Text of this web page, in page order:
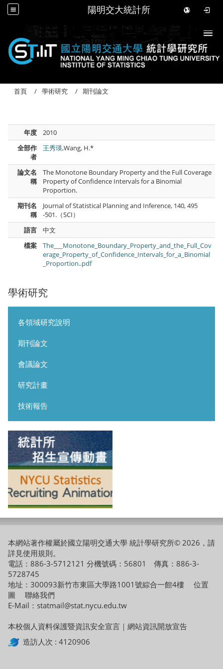
陽明交大統計所
學術研究
各領域研究說明
期刊論文
會議論文
研究計畫
技術報告
首頁 學術研究 期刊論文
年度
2010
全部作
者
王秀瑛,Wang, H.*
論文名
稱
The Monotone Boundary Property and the Full Coverage
Property of Confidence Intervals for a Binomial
Proportion.
期刊名
稱
Journal of Statistical Planning and Inference, 140, 495
-501.（SCI）
語言
中文
檔案
The___Monotone_Boundary_Property_and_the_Full_Cov
erage_Property_of_Confidence_Intervals_for_a_Binomial
_Proportion..pdf
本網站著作權屬於國立陽明交通大學 統計學研究所© 2026，請
詳見使用規則。
電話：886-3-5712121 分機號碼：56801 傳真：886-3-
5728745
地址：300093新竹市東區大學路1001號綜合一館4樓 位置
圖
聯絡我們
E-Mail：statmail@stat.nycu.edu.tw
本校個人資料保護暨資訊安全宣言 ｜ 網站資訊開放宣告
造訪人次 : 4120906